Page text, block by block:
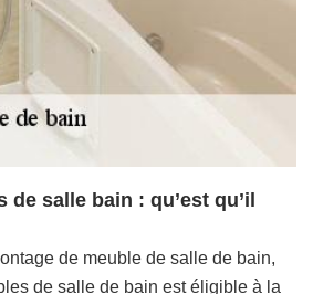
de salle bain : qu’est qu’il
de meuble de salle de bain,
de salle de bain est éligible à la